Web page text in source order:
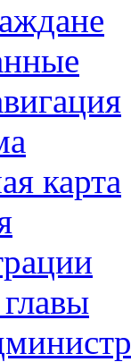
карта